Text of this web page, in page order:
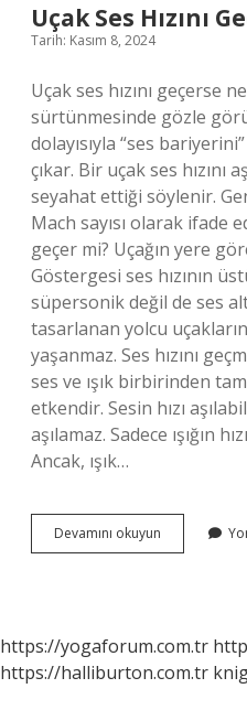
Uçak Ses Hızını
Tarih: Kasım 8, 2024
Uçak ses hızını geçerse
sürtünmesinde gözle
dolayısıyla “ses
çıkar. Bir uçak ses hızını
seyahat ettiği söylenir.
Mach sayısı olarak ifade
geçer mi? Uçağın yere
Göstergesi ses hızının
süpersonik değil de ses
tasarlanan yolcu
yaşanmaz. Ses hızını
ses ve ışık birbirinden
etkendir. Sesin hızı
aşılamaz. Sadece ışığın
Ancak, ışık…
Devamını okuyun
Ses
https://yogaforum.com.tr
https://halliburton.com.tr